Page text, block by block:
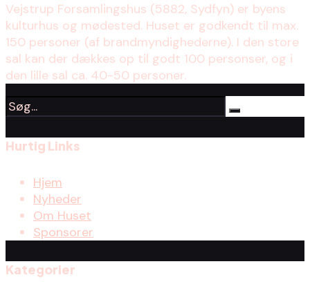
Vejstrup Forsamlingshus (5882, Sydfyn) er byens
kulturhus og mødested. Huset er godkendt til max.
150 personer (af brandmyndighederne). I den store
sal kan der dækkes op til godt 100 personser, og i
den lille sal ca. 40-50 personer.
Hurtig Links
Hjem
Nyheder
Om Huset
Sponsorer
Kategorier